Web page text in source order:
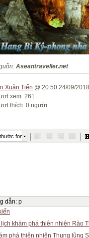
Aseantraveller.net
Xuân Tiến @ 20:50 24/09/2018
xem: 261
thích: 0 người
font
dẫn: p
lịch khám phá thiên nhiên Rào
phá thiên nhiên Thung lũng